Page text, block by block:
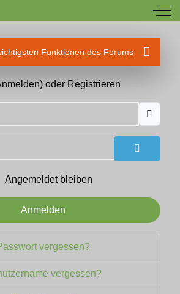
Off-
Funktionen des Forums
oder Registrieren
Passwort
Angemeldet bleiben
Anmelden
vergessen?
vergessen?